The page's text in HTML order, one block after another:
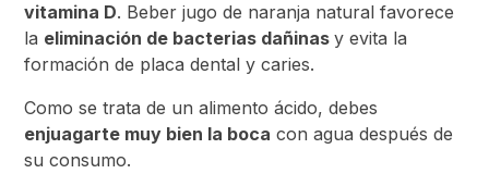
vitamina D. Beber jugo de naranja natural favorece
la eliminación de bacterias dañinasy evita la
formación de placa dental y caries.
Como se trata de un alimento ácido, debes
enjuagarte muy bien la boca con agua después de
su consumo.